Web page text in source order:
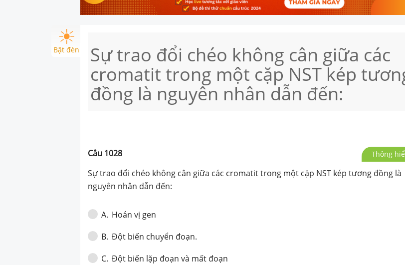
Bật đèn Sự trao đổi chéo không cân giữa các
cromatit trong một cặp NST kép
đồng là nguyên nhân dẫn đến:
Câu 1028 Thông
Sự trao đổi chéo không cân giữa các cromatit trong một cặp NST kép tương đồng là
nguyên nhân dẫn đến:
A. Hoán vị gen
B. Đột biến chuyển đoạn.
C. Đột biến lặp đoạn và mất đoạn